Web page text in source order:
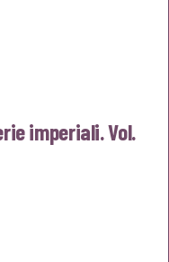
imperiali. Vol.